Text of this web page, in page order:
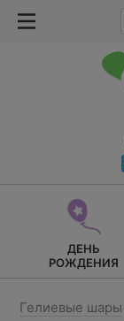
ДЕНЬ
РОЖДЕНИЯ
Гелиевые шары